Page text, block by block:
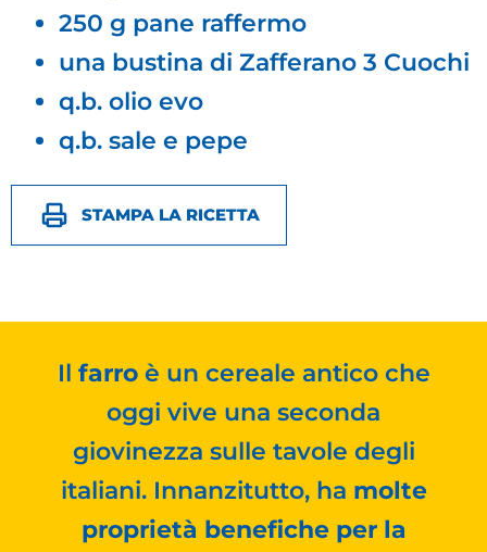
250 g pane raffermo
una bustina di Zafferano 3 Cuochi
q.b. olio evo
q.b. sale e pepe
STAMPA LA RICETTA
Il farroè un cereale antico che
oggi vive una seconda
giovinezza sulle tavole degli
italiani. Innanzitutto, ha molte
proprietà benefiche per la